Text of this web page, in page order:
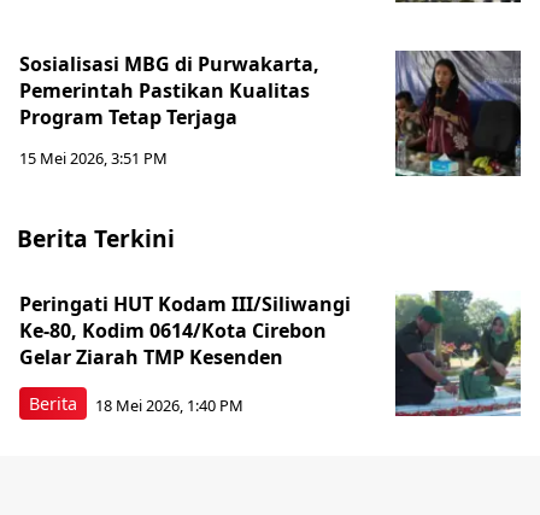
Sosialisasi MBG di Purwakarta,
Pemerintah Pastikan Kualitas
Program Tetap Terjaga
15 Mei 2026, 3:51 PM
Berita Terkini
Berita
Peringati HUT Kodam III/Siliwangi
Ke-80, Kodim 0614/Kota Cirebon
Gelar Ziarah TMP Kesenden
18 Mei 2026, 1:40 PM